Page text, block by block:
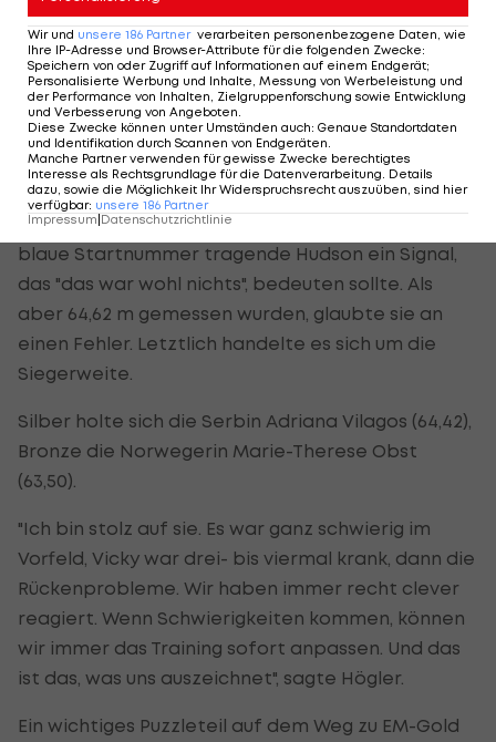
"Riskieren im ersten, das ist voll aufgegangen. Da
ist es bis jetzt noch nie."
Das war wohl doch nicht nichts
Das Einwerfen war nichts besonders gut, da war
sich das Duo einig. Nach dem ersten Versuch im
Bewerb gab die als Europas Jahresbeste eine
blaue Startnummer tragende Hudson ein Signal,
das "das war wohl nichts", bedeuten sollte. Als
aber 64,62 m gemessen wurden, glaubte sie an
einen Fehler. Letztlich handelte es sich um die
Siegerweite.
Silber holte sich die Serbin Adriana Vilagos (64,42),
Bronze die Norwegerin Marie-Therese Obst
(63,50).
"Ich bin stolz auf sie. Es war ganz schwierig im
Vorfeld, Vicky war drei- bis viermal krank, dann die
Rückenprobleme. Wir haben immer recht clever
reagiert. Wenn Schwierigkeiten kommen, können
wir immer das Training sofort anpassen. Und das
ist das, was uns auszeichnet", sagte Högler.
Ein wichtiges Puzzleteil auf dem Weg zu EM-Gold
Wir und unsere 186 Partner verarbeiten personenbezogene Daten, wie
Ihre IP-Adresse und Browser-Attribute für die folgenden Zwecke:
Speichern von oder Zugriff auf Informationen auf einem Endgerät;
Personalisierte Werbung und Inhalte, Messung von Werbeleistung und
der Performance von Inhalten, Zielgruppenforschung sowie Entwicklung
und Verbesserung von Angeboten.
Diese Zwecke können unter Umständen auch: Genaue Standortdaten
und Identifikation durch Scannen von Endgeräten.
Manche Partner verwenden für gewisse Zwecke berechtigtes
Interesse als Rechtsgrundlage für die Datenverarbeitung. Details
dazu, sowie die Möglichkeit Ihr Widerspruchsrecht auszuüben, sind hier
verfügbar: unsere 186 Partner
Impressum Datenschutzrichtlinie